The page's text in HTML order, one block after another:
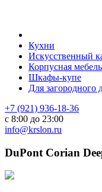
Кухни
Искусственный
Корпусная мебель
Шкафы-купе
Для загородного
+7 (921) 936-18-36
с 8:00 до 23:00
info@krslon.ru
DuPont Corian